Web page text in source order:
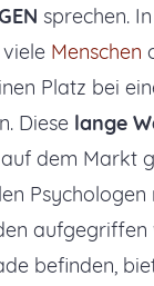
sprechen.
Menschen
Platz bei
Diese lange
dem Markt
aufgegriffen
befinden,